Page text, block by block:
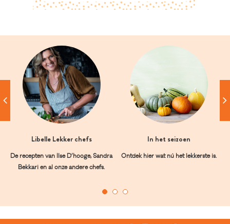
Libelle Lekker chefs
De recepten van Ilse D’hooge, Sandra
Bekkari en al onze andere chefs.
In het seizoen
Ontdek hier wat nú het lekkerste is.